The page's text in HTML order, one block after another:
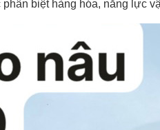
biệt hàng hóa, năng lực